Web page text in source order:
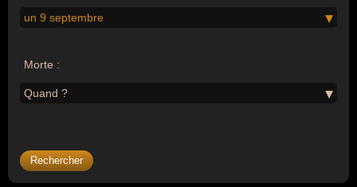
un 9 septembre
Morte :
Quand ?